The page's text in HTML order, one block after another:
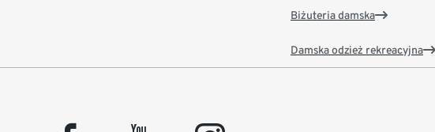
Biżuteria damska
Damska odzież rekreacyjna